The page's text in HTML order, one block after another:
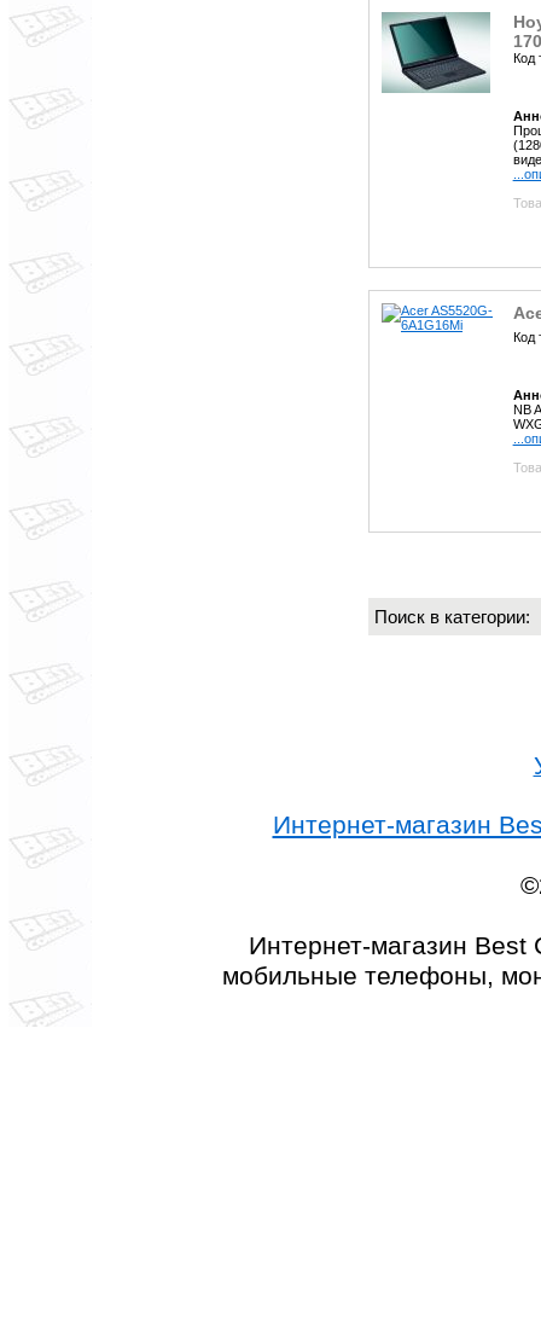
Код
Код
NB
Поиск в
Интернет-магазин
Интернет-магазин Best
мобильные телефоны,